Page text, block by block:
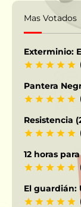
Mas Votados
Exterminio:
Pantera
Resistencia
12 horas
El guardián: